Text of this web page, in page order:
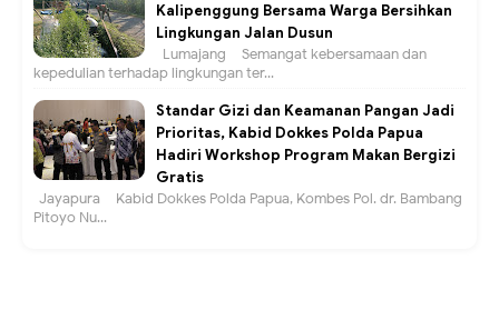
Kalipenggung Bersama Warga Bersihkan
Lingkungan Jalan Dusun
Lumajang – Semangat kebersamaan dan
kepedulian terhadap lingkungan ter...
Standar Gizi dan Keamanan Pangan Jadi
Prioritas, Kabid Dokkes Polda Papua
Hadiri Workshop Program Makan Bergizi
Gratis
Jayapura – Kabid Dokkes Polda Papua, Kombes Pol. dr. Bambang
Pitoyo Nu...